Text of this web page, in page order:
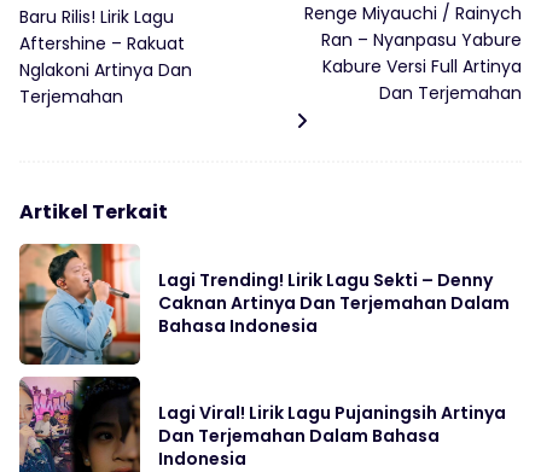
Baru Rilis! Lirik Lagu
Aftershine – Rakuat
Nglakoni Artinya Dan
Terjemahan
Renge Miyauchi / Rainych
Ran – Nyanpasu Yabure
Kabure Versi Full Artinya
Dan Terjemahan
Artikel Terkait
Lagi Trending! Lirik Lagu Sekti – Denny
Caknan Artinya Dan Terjemahan Dalam
Bahasa Indonesia
Lagi Viral! Lirik Lagu Pujaningsih Artinya
Dan Terjemahan Dalam Bahasa
Indonesia